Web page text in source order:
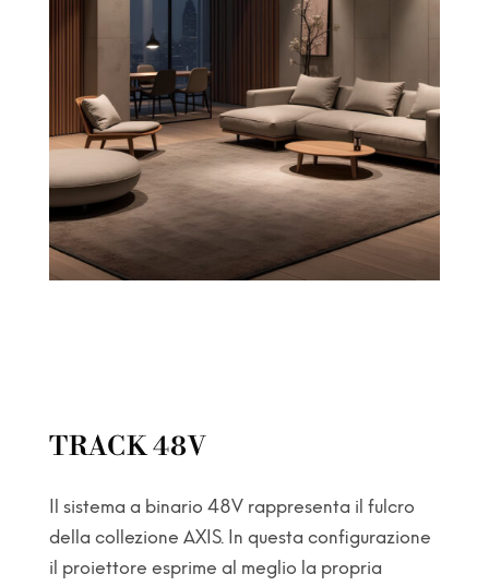
TRACK 48V
Il sistema a binario 48V rappresenta il fulcro
della collezione AXIS. In questa configurazione
il proiettore esprime al meglio la propria